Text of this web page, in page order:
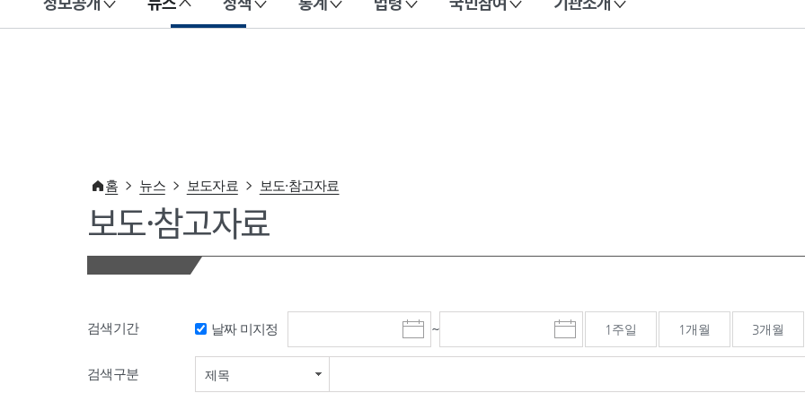
이 누리집은 대한민국 공식 전자정부 누리집입니다.
홈 뉴스 보도자료 보도·참고자료
보도·참고자료
검색기간 날짜 미지정
시
작
~
종
료
1주일 1개월 3개월
검색구분 제목